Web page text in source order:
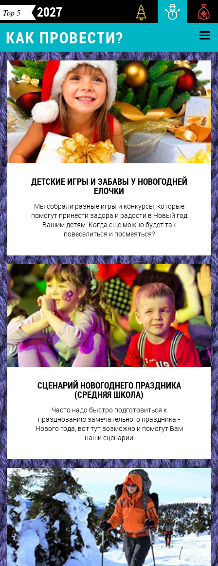
Top 5 2027
КАК ПРОВЕСТИ?
ДЕТСКИЕ ИГРЫ И ЗАБАВЫ У НОВОГОДНЕЙ
ЕЛОЧКИ
Мы собрали разные игры и конкурсы, которые
помогут принести задора и радости в Новый год
Вашим детям. Когда еще можно будет так
повеселиться и посмеяться?
СЦЕНАРИЙ НОВОГОДНЕГО ПРАЗДНИКА
(СРЕДНЯЯ ШКОЛА)
Часто надо быстро подготовиться к
празднованию замечательного праздника -
Нового года, вот тут возможно и помогут Вам
наши сценарии